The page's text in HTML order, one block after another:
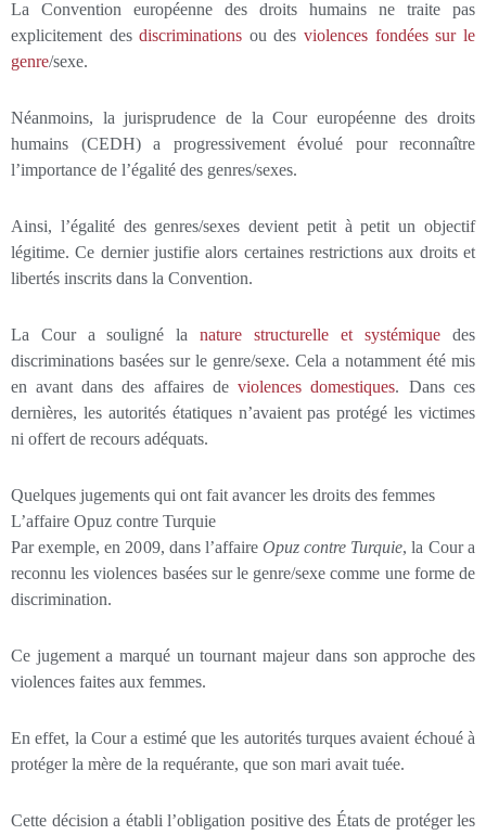
La Convention européenne des droits humains ne traite pas
explicitement des discriminations ou des violences fondées sur le
genre/sexe.
Néanmoins, la jurisprudence de la Cour européenne des droits
humains (CEDH) a progressivement évolué pour reconnaître
l’importance de l’égalité des genres/sexes.
Ainsi, l’égalité des genres/sexes devient petit à petit un objectif
légitime. Ce dernier justifie alors certaines restrictions aux droits et
libertés inscrits dans la Convention.
La Cour a souligné la nature structurelle et systémique des
discriminations basées sur le genre/sexe. Cela a notamment été mis
en avant dans des affaires de violences domestiques. Dans ces
dernières, les autorités étatiques n’avaient pas protégé les victimes
ni offert de recours adéquats.
Quelques jugements qui ont fait avancer les droits des femmes
L’affaire Opuz contre Turquie
Par exemple, en 2009, dans l’affaire Opuz contre Turquie, la Cour a
reconnu les violences basées sur le genre/sexe comme une forme de
discrimination.
Ce jugement a marqué un tournant majeur dans son approche des
violences faites aux femmes.
En effet, la Cour a estimé que les autorités turques avaient échoué à
protéger la mère de la requérante, que son mari avait tuée.
Cette décision a établi l’obligation positive des États de protéger les